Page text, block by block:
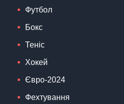
Футбол
Бокс
Теніс
Хокей
Євро-2024
Фехтування